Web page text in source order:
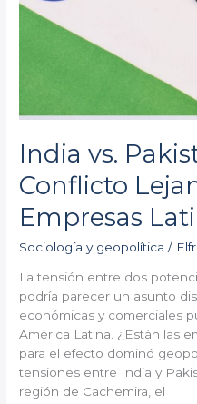
India vs.
Conflicto
Empresas
Sociología y geopolítica /
La tensión entre dos
podría parecer un asunto
económicas y comerciales
América Latina. ¿Están las
para el efecto dominó
tensiones entre India y
región de Cachemira, el